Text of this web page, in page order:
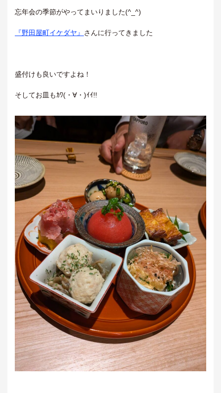
忘年会の季節がやってまいりました(^_^)
『野田屋町イケダヤ』 さんに行ってきました
盛付けも良いですよね！
そしてお皿もｶﾜ(・∀・)ｲｲ!!